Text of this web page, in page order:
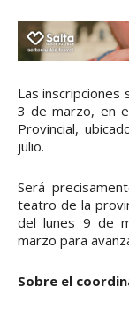
Las inscripciones
3 de marzo, en
Provincial,
julio.
Será
teatro de la
del lunes 9 de
marzo para
Sobre el